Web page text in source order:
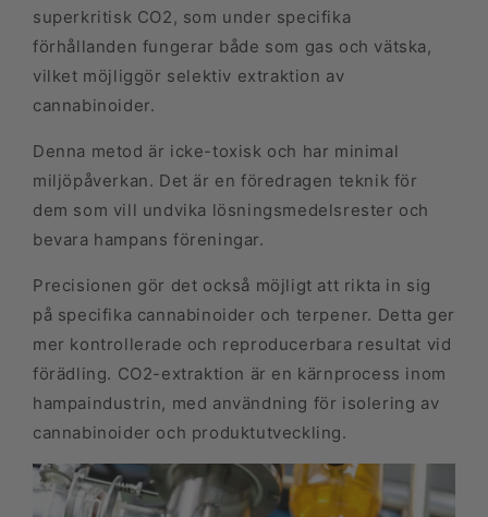
superkritisk CO2, som under specifika
förhållanden fungerar både som gas och vätska,
vilket möjliggör selektiv extraktion av
cannabinoider.
Denna metod är icke-toxisk och har minimal
miljöpåverkan. Det är en föredragen teknik för
dem som vill undvika lösningsmedelsrester och
bevara hampans föreningar.
Precisionen gör det också möjligt att rikta in sig
på specifika cannabinoider och terpener. Detta ger
mer kontrollerade och reproducerbara resultat vid
förädling. CO2-extraktion är en kärnprocess inom
hampaindustrin, med användning för isolering av
cannabinoider och produktutveckling.